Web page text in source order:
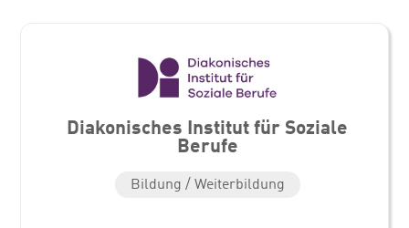
Diakonisches Institut für Soziale
Berufe
Bildung / Weiterbildung